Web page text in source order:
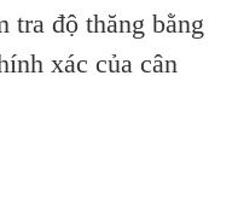
tra độ thăng bằng
xác của cân